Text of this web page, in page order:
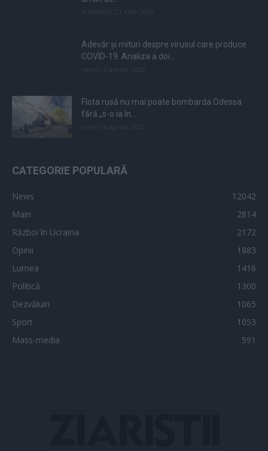
Adevăr și mituri despre virusul care produce
COVID-19. Analiza a doi...
Flota rusă nu mai poate bombarda Odessa
fără „s-o ia în...
CATEGORIE POPULARĂ
News
12042
Main
2814
Război în Ucraina
2172
Opinii
1883
Lumea
1416
Politică
1300
Dezvăluiri
1065
Sport
1053
Mass-media
591